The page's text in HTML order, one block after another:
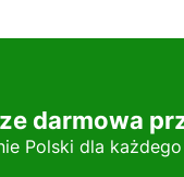
darmowa
Polski dla